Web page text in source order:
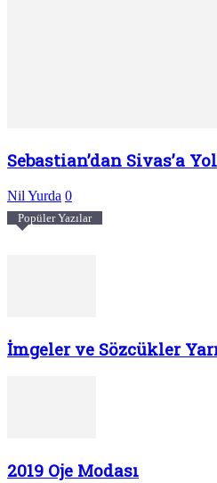
Sebastian’dan Sivas’a
Nil Yurda 0
Popüler Yazılar
İmgeler ve Sözcükler
2019 Oje Modası